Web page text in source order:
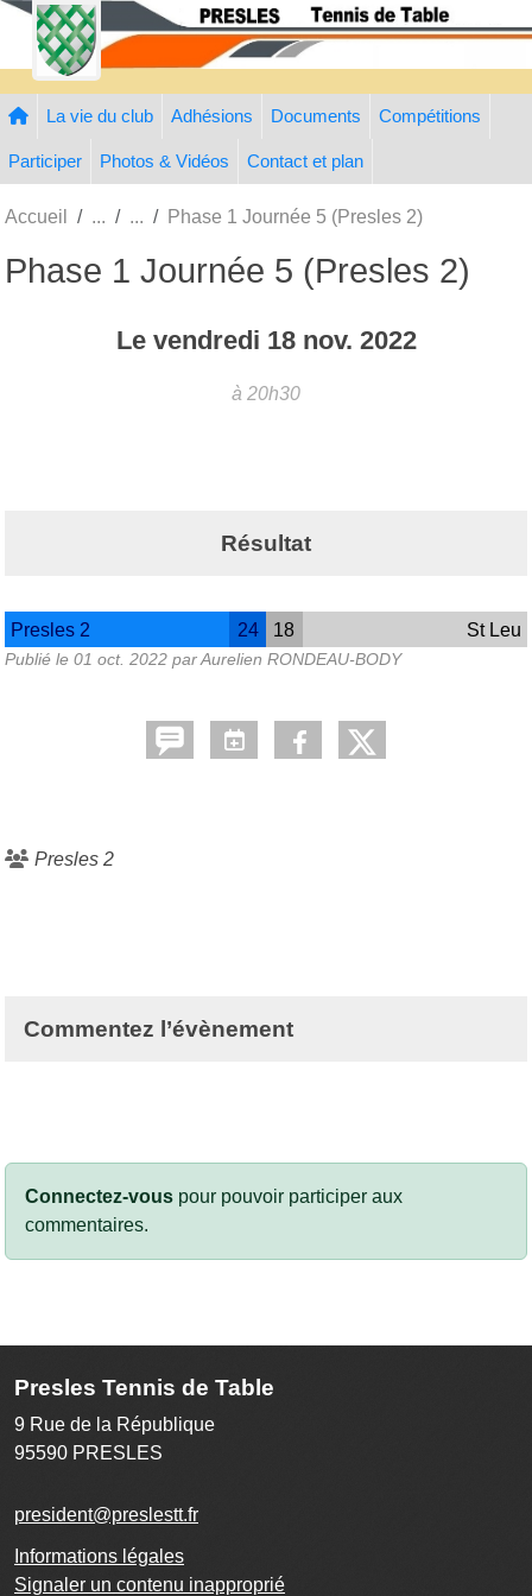
La vie du club Adhésions Documents Compétitions
Participer Photos & Vidéos Contact et plan
Accueil Phase 1 Journée 5 (Presles 2)
Phase 1 Journée 5 (Presles 2)
Le vendredi 18 nov. 2022
à 20h30
Résultat
Presles 2 24 18 St Leu
Publié le 01 oct. 2022 par Aurelien RONDEAU-BODY
Presles 2
Commentez l’évènement
Connectez-vous pour pouvoir participer aux
commentaires.
Presles Tennis de Table
9 Rue de la République
95590 PRESLES
president@preslestt.fr
Informations légales
Signaler un contenu inapproprié
Panneau de gestion des cookies